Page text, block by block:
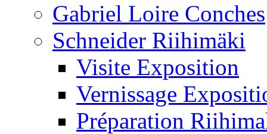
Gabriel Loire Conches
Schneider Riihimäki
Visite Exposition
Vernissage
Préparation